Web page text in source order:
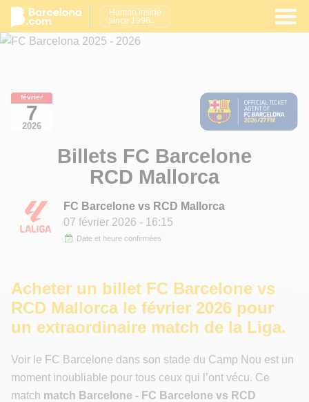
Human inside
since 1996
février
7
2026
Billets FC Barcelone
RCD Mallorca
FC Barcelone vs RCD Mallorca
07 février 2026 - 16:15
Date et heure confirmées
Acheter un billet FC Barcelone vs
RCD Mallorca le février 2026 pour
un extraordinaire match de la Liga.
Voir le FC Barcelone dans son stade du Camp Nou est un
moment inoubliable pour tous ceux qui l’ont vécu. Ce
match match Barcelone - FC Barcelone vs RCD